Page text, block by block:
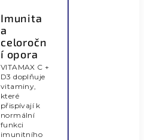
Imunita
a
celoročn
í opora
VITAMAX C +
D3 doplňuje
vitaminy,
které
přispívají k
normální
funkci
imunitního